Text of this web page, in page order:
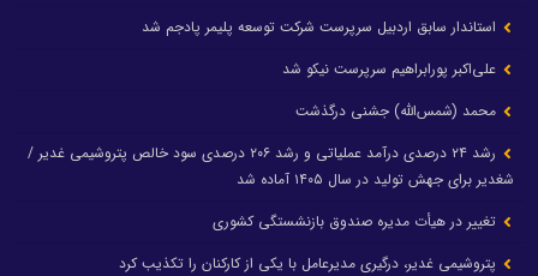
استاندار سابق اردبیل سرپرست شرکت توسعه پلیمر پادجم شد
علی‌اکبر پورابراهیم سرپرست نیکو شد
محمد (شمس‌الله) جشنی درگذشت
رشد ۲۴ درصدی درآمد عملیاتی و رشد ۲۰۶ درصدی سود خالص پتروشیمی غدیر /
شغدیر برای جهش تولید در سال ۱۴۰۵ آماده شد
تغییر در هیأت مدیره صندوق بازنشستگی کشوری
پتروشیمی غدیر، درگیری مدیرعامل با یکی از کارکنان را تکذیب کرد